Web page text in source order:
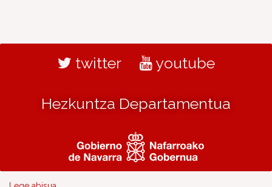
twitter youtube
Hezkuntza Departamentua